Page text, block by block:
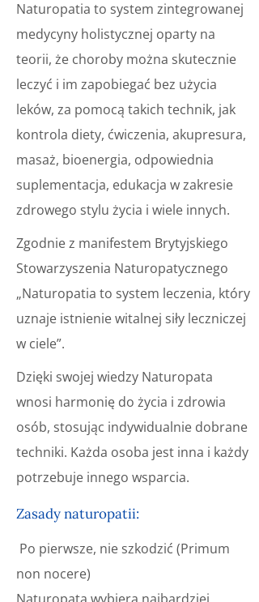
Naturopatia to system zintegrowanej
medycyny holistycznej oparty na
teorii, że choroby można skutecznie
leczyć i im zapobiegać bez użycia
leków, za pomocą takich technik, jak
kontrola diety, ćwiczenia, akupresura,
masaż, bioenergia, odpowiednia
suplementacja, edukacja w zakresie
zdrowego stylu życia i wiele innych.
Zgodnie z manifestem Brytyjskiego
Stowarzyszenia Naturopatycznego
„Naturopatia to system leczenia, który
uznaje istnienie witalnej siły leczniczej
w ciele”.
Dzięki swojej wiedzy Naturopata
wnosi harmonię do życia i zdrowia
osób, stosując indywidualnie dobrane
techniki. Każda osoba jest inna i każdy
potrzebuje innego wsparcia.
Zasady naturopatii:
Po pierwsze, nie szkodzić (Primum
non nocere)